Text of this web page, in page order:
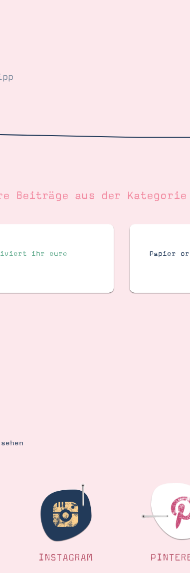
Beiträge aus der Kategorie
ihr eure
Papier
INSTAGRAM